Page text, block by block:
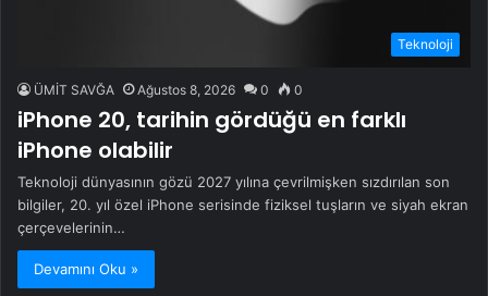
Teknoloji
ÜMİT SAVĞA Ağustos 8, 2026 0 0
iPhone 20, tarihin gördüğü en farklı
iPhone olabilir
Teknoloji dünyasının gözü 2027 yılına çevrilmişken sızdırılan son
bilgiler, 20. yıl özel iPhone serisinde fiziksel tuşların ve siyah ekran
çerçevelerinin…
Devamını Oku »